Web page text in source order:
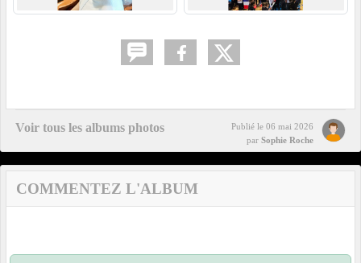
Voir tous les albums photos Publié le 06 mai 2026
par Sophie Roche
COMMENTEZ L'ALBUM